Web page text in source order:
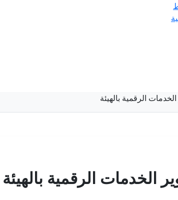
الرقمية بالهيئة
الرقمية بالهيئة